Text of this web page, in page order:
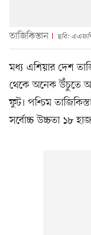
তাজিকিস্তান ছবি:
মধ্য এশিয়ার দেশ
থেকে অনেক উঁচুতে
ফুট। পশ্চিম
সর্বোচ্চ উচ্চতা ১৮